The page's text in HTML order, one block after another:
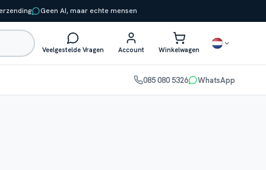
Geen AI, maar echte mensen
Veelgestelde Vragen Account Winkelwagen
085 080 5326 WhatsApp